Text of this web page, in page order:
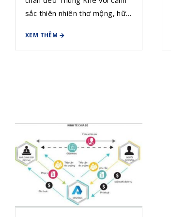
sắc thiên nhiên thơ mộng, hữu
ngày cuối tuần dành cho bạn.
XEM THÊM